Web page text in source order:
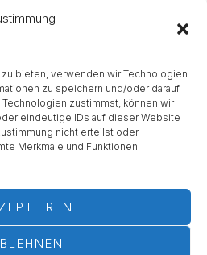
bieten, verwenden wir Technologien
zu speichern und/oder darauf
zustimmst, können wir
eindeutige IDs auf dieser Website
nicht erteilst oder
Merkmale und Funktionen
Vielleicht mein
den letzten vier